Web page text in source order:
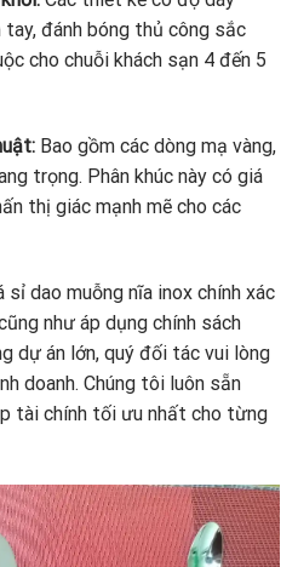
đánh bóng thủ công sắc
cho chuỗi khách sạn 4 đến 5
Bao gồm các dòng mạ vàng,
trọng. Phân khúc này có giá
thị giác mạnh mẽ cho các
dao muỗng nĩa inox chính xác
như áp dụng chính sách
dự án lớn, quý đối tác vui lòng
doanh. Chúng tôi luôn sẵn
tài chính tối ưu nhất cho từng